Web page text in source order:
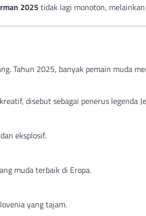
2025 tidak lagi monoton,
Tahun 2025, banyak pemain muda
disebut sebagai penerus legenda
eksplosif.
muda terbaik di Eropa.
yang tajam.